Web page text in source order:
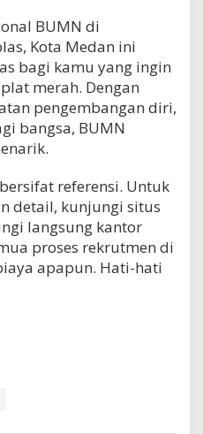
BUMN di
Kota Medan ini
bagi kamu yang ingin
merah. Dengan
pengembangan diri,
bangsa, BUMN
referensi. Untuk
detail, kunjungi situs
langsung kantor
proses rekrutmen di
apapun. Hati-hati